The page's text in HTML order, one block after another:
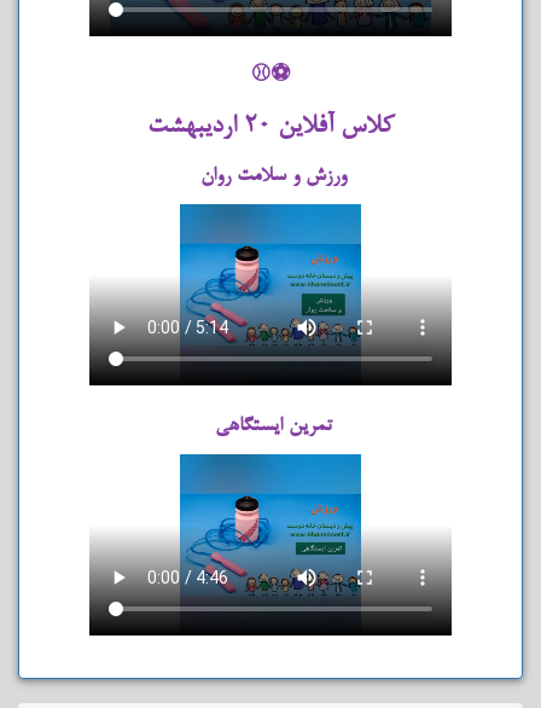
⚽⚾
کلاس آفلاین ۲۰ اردیبهشت
ورزش و سلامت روان
تمرین ایستگاهی